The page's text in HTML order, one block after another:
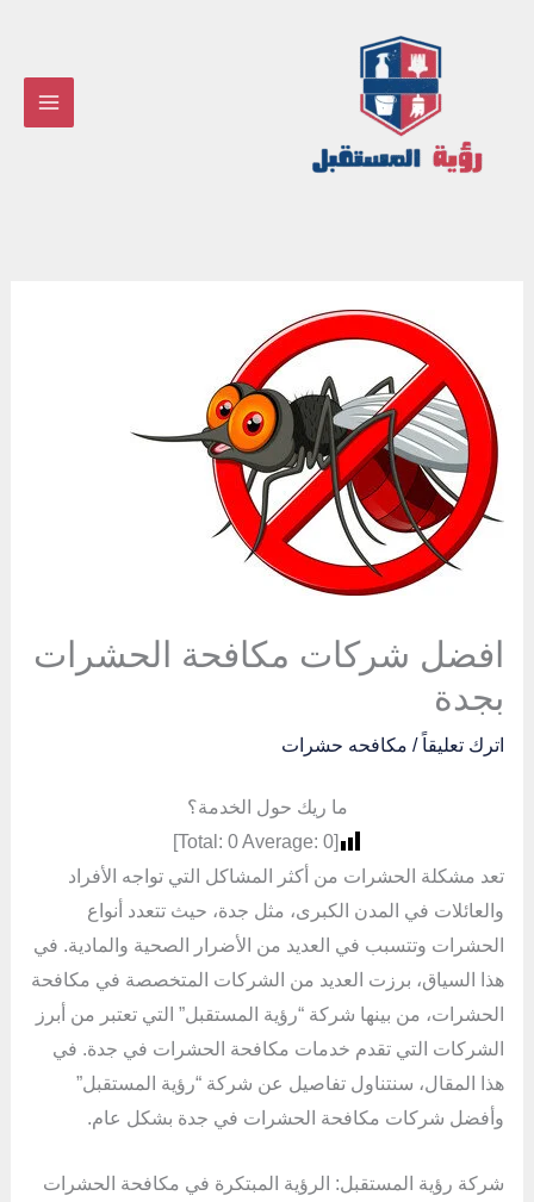
افضل شركات مكافحة الحشرات
بجدة
اترك تعليقاً / مكافحه حشرات
ما ريك حول الخدمة؟
[Total:
0Average: 0
]
تعد مشكلة الحشرات من أكثر المشاكل التي تواجه الأفراد
والعائلات في المدن الكبرى، مثل جدة، حيث تتعدد أنواع
الحشرات وتتسبب في العديد من الأضرار الصحية والمادية. في
هذا السياق، برزت العديد من الشركات المتخصصة في مكافحة
الحشرات، من بينها شركة “رؤية المستقبل” التي تعتبر من أبرز
الشركات التي تقدم خدمات مكافحة الحشرات في جدة. في
هذا المقال، سنتناول تفاصيل عن شركة “رؤية المستقبل”
وأفضل شركات مكافحة الحشرات في جدة بشكل عام.
شركة رؤية المستقبل: الرؤية المبتكرة في مكافحة الحشرات